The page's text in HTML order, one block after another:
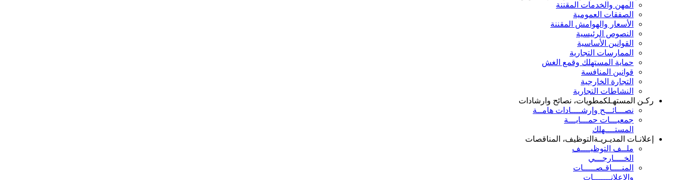
المهن والخدمات المقننة
الصفقات العمومية
الأسعار والهوامش المقننة
النصوص الرئيسية
القوانين الأساسية
الممارسات التجارية
حماية المستهلك وقمع الغش
قوانين المنافسة
التجارة الخارجية
النشاطات التجارية
ركـن المستهـلكمطويات، نصائح وارشادات
نصـــائـــح وإرشــــادات هامــة
جمعيـــات حمـــايـــة
المستــــهلك
إعلانـات المديـريـة التوظيف، المناقصات
ملــف التوظيــــف
الخــــارجـــي
المنــــاقـصـــــات
والإعلانـــــــات